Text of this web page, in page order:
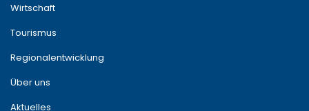
Wirtschaft
Tourismus
Regionalentwicklung
Über uns
Aktuelles